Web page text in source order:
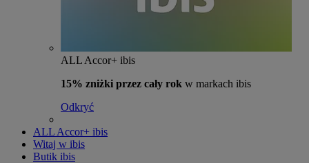
ALL Accor+ ibis
15% zniżki przez cały rok w markach ibis
Odkryć
ALL Accor+ ibis
Witaj w ibis
Butik ibis